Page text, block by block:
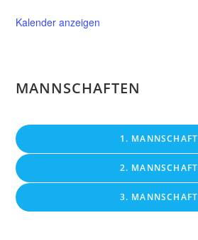
Kalender anzeigen
MANNSCHAFTEN
1. MANNSCHAFT
2. MANNSCHAFT
3. MANNSCHAFT